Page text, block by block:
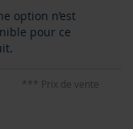
option n’est
pour ce
*** Prix de vente